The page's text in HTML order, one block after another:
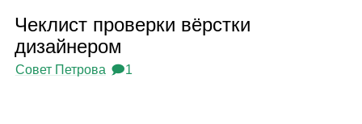
Чек­лист про­верки вёрстки
дизай­не­ром
Совет Петрова 🗩1